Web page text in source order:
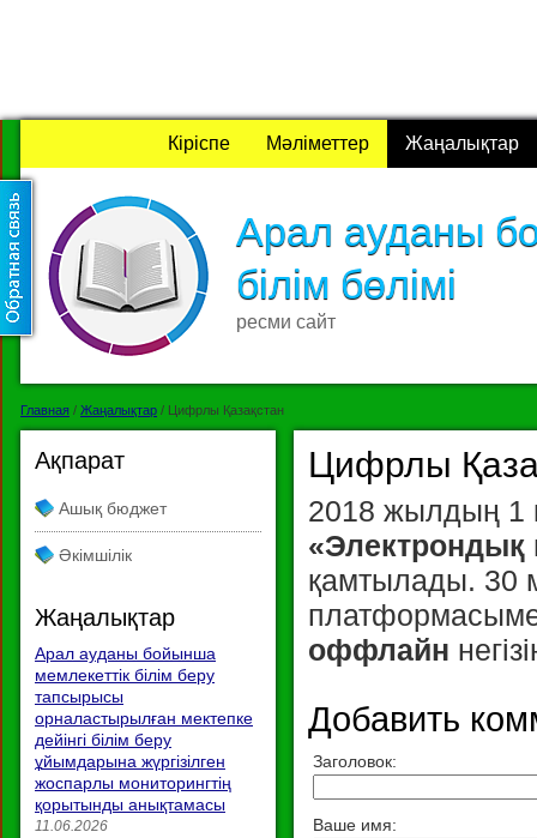
Кіріспе Мәліметтер Жаңалықтар
Арал ауданы
білім бөлімі
ресми сайт
Главная / Жаңалықтар / Цифрлы Қазақстан
Ақпарат
Ашық бюджет
Әкімшілік
Жаңалықтар
Арал ауданы бойынша
мемлекеттік білім беру
тапсырысы
орналастырылған мектепке
дейінгі білім беру
ұйымдарына жүргізілген
жоспарлы мониторингтің
қорытынды анықтамасы
11.06.2026
Цифрлы
2018 жылдың 1
«Электрондық
қамтылады. 30
оффлайн
Добавить
Заголовок:
Ваше имя: